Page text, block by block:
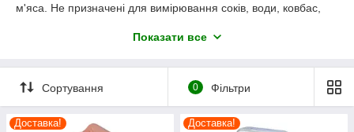
м'яса. Не призначені для вимірювання соків, води, ковбас,
Показати все
Сортування 0 Фільтри
Доставка! Доставка!